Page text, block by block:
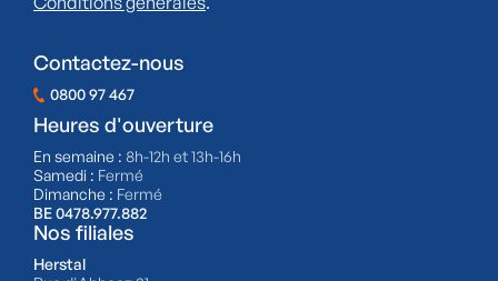
Contactez-nous
0800 97 467
Heures d'ouverture
En semaine : 8h-12h et 13h-16h
Samedi : Fermé
Dimanche : Fermé
BE 0478.977.882
Nos filiales
Herstal